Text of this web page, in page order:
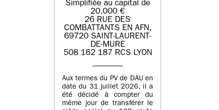
Simplifiée au capital de
20.000 €
26 RUE DES
COMBATTANTS EN AFN,
69720 SAINT-LAURENT-
DE-MURE
508 162 187 RCS LYON
Aux termes du PV de DAU en
date du 31 juillet 2026, il a
été décidé à compter du
même jour de transférer le